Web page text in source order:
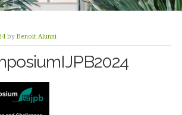
by Benoit Alunni